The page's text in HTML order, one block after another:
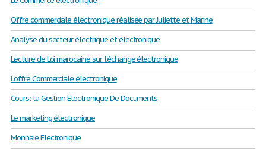
Offre commerciale électronique réalisée par Juliette et Marine
Analyse du secteur électrique et électronique
Lecture de Loi marocaine sur l'échange électronique
L'offre Commerciale électronique
Cours: la Gestion Electronique De Documents
Le marketing électronique
Monnaie Electronique